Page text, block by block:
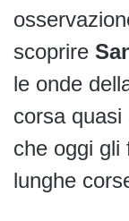
scoprire
le onde
corsa
che oggi gli
lunghe